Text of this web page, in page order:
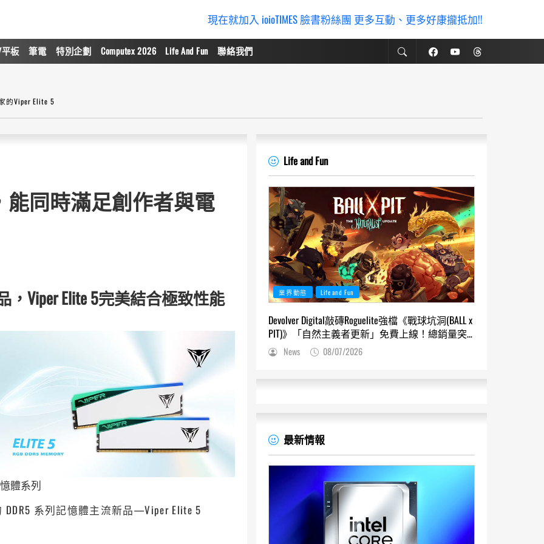
現在就加入 ioioTIMES 臉書粉絲團 更多互動、更多好康攏抵加!!
板 筆電 特別企劃 Computex 2026 Life And Fun 聯絡我們
的Viper Elite 5
同時滿足創作者與電
， Viper Elite 5完美結合極致性能
體系列
系列記憶體主流新品—Viper Elite 5
Life and Fun
業界動態 Life and Fun
Devolver Digital敲磚Roguelite強檔《戰球坑洞(BALL x
PIT)》「自然主義者更新」免費上線！總銷量突
破200萬份，遊戲史低66折熱銷中
News 08/07/2026
最新情報